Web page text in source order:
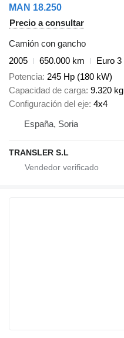
MAN 18.250
Precio a consultar
Camión con gancho
2005
650.000 km
Euro 3
Potencia 245 Hp (180 kW)
Capacidad de carga 9.320 kg
Configuración del eje 4x4
España, Soria
TRANSLER S.L